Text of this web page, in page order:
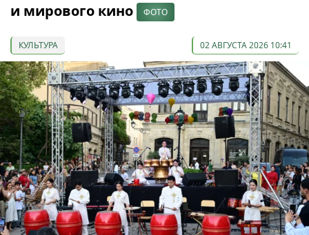
и мирового кино
ФОТО
КУЛЬТУРА 02 АВГУСТА 2026 10:41